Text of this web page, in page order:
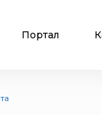
Портал